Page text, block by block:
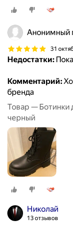
Анонимный
31
Недостатки:
Комментарий:
бренда
Товар — Ботинки
черный
Николай
13 отзывов